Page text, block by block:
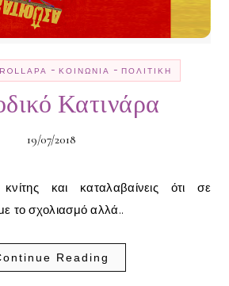
- ΚΟΙΝΩΝΊΑ - ΠΟΛΙΤΙΚΉ
Κατινάρα
19/07/2018
και καταλαβαίνεις ότι σε
το σχολιασμό αλλά..
Reading